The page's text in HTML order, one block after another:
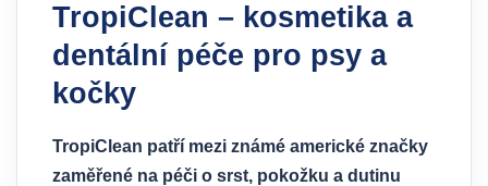
TropiClean – kosmetika a
dentální péče pro psy a
kočky
TropiClean patří mezi známé americké značky
zaměřené na péči o srst, pokožku a dutinu